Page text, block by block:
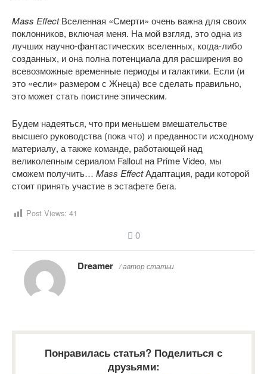
Mass EffectВселенная «Смерти» очень важна для своих
поклонников, включая меня. На мой взгляд, это одна из
лучших научно-фантастических вселенных, когда-либо
созданных, и она полна потенциала для расширения во
всевозможные временные периоды и галактики. Если (и
это «если» размером с Жнеца) все сделать правильно,
это может стать поистине эпическим.
Будем надеяться, что при меньшем вмешательстве
высшего руководства (пока что) и преданности исходному
материалу, а также команде, работающей над
великолепным сериалом Fallout на Prime Video, мы
сможем получить… Mass EffectАдаптация, ради которой
стоит принять участие в эстафете бега.
Post Views: 41
0
Dreamer / автор статьи
Понравилась статья? Поделиться с
друзьями: